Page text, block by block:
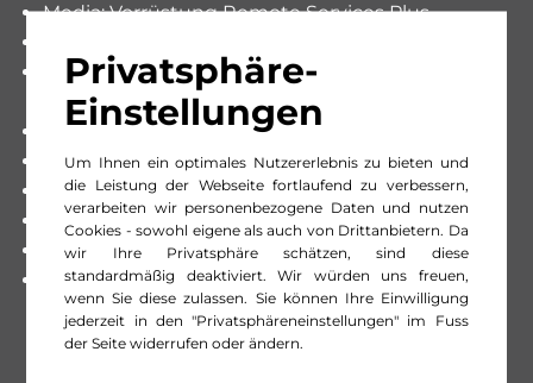
Privatsphäre-
Einstellungen
Um Ihnen ein optimales Nutzererlebnis zu bieten und
die Leistung der Webseite fortlaufend zu verbessern,
verarbeiten wir personenbezogene Daten und nutzen
Cookies - sowohl eigene als auch von Drittanbietern. Da
wir Ihre Privatsphäre schätzen, sind diese
standardmäßig deaktiviert. Wir würden uns freuen,
wenn Sie diese zulassen. Sie können Ihre Einwilligung
jederzeit in den "Privatsphäreneinstellungen" im Fuss
der Seite widerrufen oder ändern.
Media: Vorrüstung Remote Services Plus
Mittelkonsole mit Staufach und Cupholder,
mittlere Ausführung
Modellpflege
Nachtbeleuchtung Fond
Paket: Aerodynamik-Paket
Paket: Park-Paket mit Rückfahrkamera
Paket: Spiegel-Paket
Aussenspiegel rechts und links automatisch
heranklappbar
Innenspiegel automatisch abblendbar